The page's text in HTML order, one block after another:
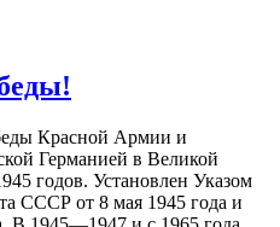
Красной Армии и
Германией в Великой
годов. Установлен Указом
СССР от 8 мая 1945 года и